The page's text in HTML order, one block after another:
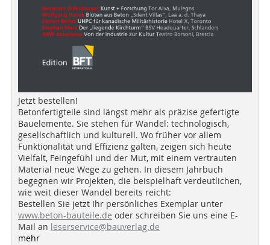
Jetzt bestellen!
Betonfertigteile sind längst mehr als präzise gefertigte
Bauelemente. Sie stehen für Wandel: technologisch,
gesellschaftlich und kulturell. Wo früher vor allem
Funktionalität und Effizienz galten, zeigen sich heute
Vielfalt, Feingefühl und der Mut, mit einem vertrauten
Material neue Wege zu gehen. In diesem Jahrbuch
begegnen wir Projekten, die beispielhaft verdeutlichen,
wie weit dieser Wandel bereits reicht:
Bestellen Sie jetzt Ihr persönliches Exemplar unter
www.beton-bauteile.de oder schreiben Sie uns eine E-
Mail an leserservice@bauverlag.de
mehr